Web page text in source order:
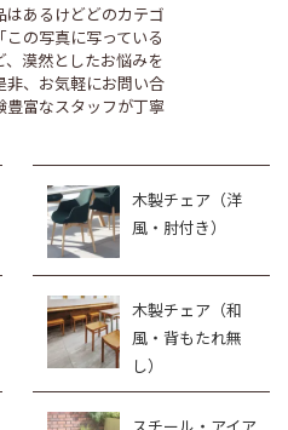
はあるけどどのカテゴ
この写真に写っている
漠然としたお悩みを
非、お気軽にお問い合
豊富なスタッフが丁寧
木製チェア（洋
風・肘付き）
木製チェア（和
風・背もたれ無
し）
スチール・アイア